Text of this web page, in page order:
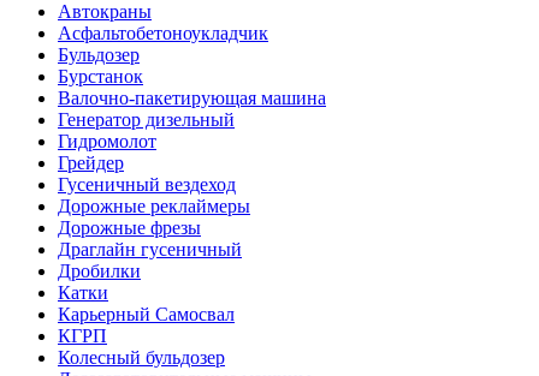
Автокраны
Асфальтобетоноукладчик
Бульдозер
Бурстанок
Валочно-пакетирующая машина
Генератор дизельный
Гидромолот
Грейдер
Гусеничный вездеход
Дорожные реклаймеры
Дорожные фрезы
Драглайн гусеничный
Дробилки
Катки
Карьерный Самосвал
КГРП
Колесный бульдозер